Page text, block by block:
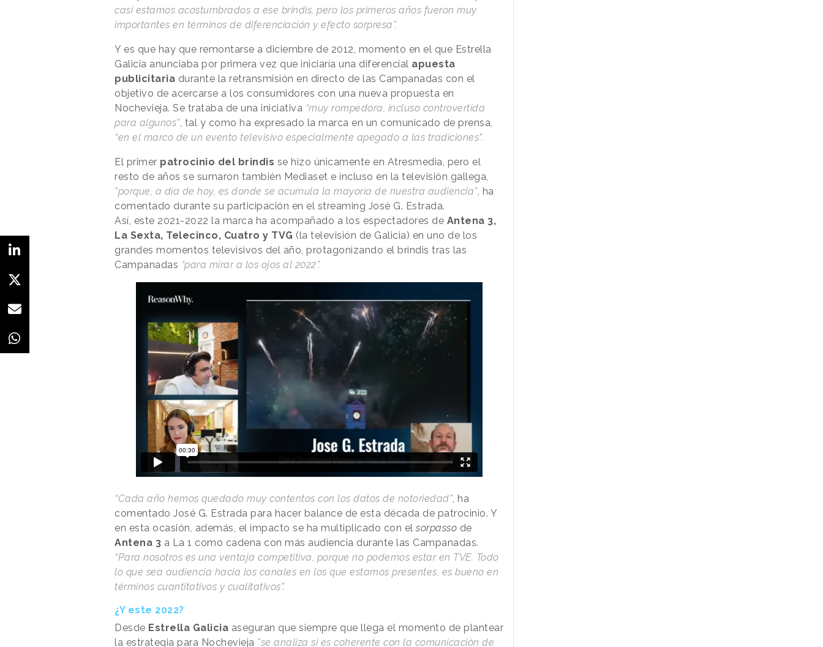
casi estamos acostumbrados a ese brindis, pero los primeros años fueron muy
importantes en términos de diferenciación y efecto sorpresa”.
Y es que hay que remontarse a diciembre de 2012, momento en el que Estrella
Galicia anunciaba por primera vez que iniciaría una diferencial apuesta
publicitaria durante la retransmisión en directo de las Campanadas con el
objetivo de acercarse a los consumidores con una nueva propuesta en
Nochevieja. Se trataba de una iniciativa “muy rompedora, incluso controvertida
para algunos”, tal y como ha expresado la marca en un comunicado de prensa,
“en el marco de un evento televisivo especialmente apegado a las tradiciones”.
El primer patrocinio del brindis se hizo únicamente en Atresmedia, pero el
resto de años se sumaron también Mediaset e incluso en la televisión gallega,
"porque, a día de hoy, es donde se acumula la mayoría de nuestra audiencia”, ha
comentado durante su participación en el streaming José G. Estrada.
Así, este 2021-2022 la marca ha acompañado a los espectadores de Antena 3,
La Sexta, Telecinco, Cuatro y TVG (la televisión de Galicia) en uno de los
grandes momentos televisivos del año, protagonizando el brindis tras las
Campanadas “para mirar a los ojos al 2022”.
“Cada año hemos quedado muy contentos con los datos de notoriedad”, ha
comentado José G. Estrada para hacer balance de esta década de patrocinio. Y
en esta ocasión, además, el impacto se ha multiplicado con el sorpasso de
Antena 3 a La 1 como cadena con más audiencia durante las Campanadas.
“Para nosotros es una ventaja competitiva, porque no podemos estar en TVE. Todo
lo que sea audiencia hacia los canales en los que estamos presentes, es bueno en
términos cuantitativos y cualitativos”.
¿Y este 2022?
Desde Estrella Galicia aseguran que siempre que llega el momento de plantear
la estrategia para Nochevieja "se analiza si es coherente con la comunicación de